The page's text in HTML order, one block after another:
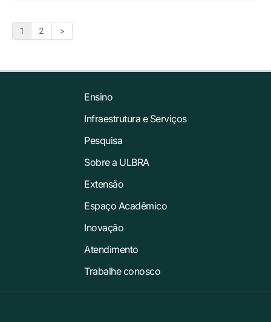
1 2 >
Ensino
Infraestrutura e Serviços
Pesquisa
Sobre a ULBRA
Extensão
Espaço Acadêmico
Inovação
Atendimento
Trabalhe conosco